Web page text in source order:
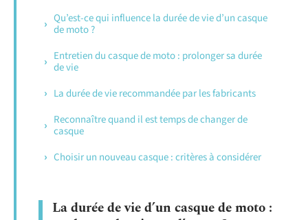
Qu’est-ce qui influence la durée de vie d’un casque
de moto ?
Entretien du casque de moto : prolonger sa durée
de vie
La durée de vie recommandée par les fabricants
Reconnaître quand il est temps de changer de
casque
Choisir un nouveau casque : critères à considérer
La durée de vie d’un casque de moto :